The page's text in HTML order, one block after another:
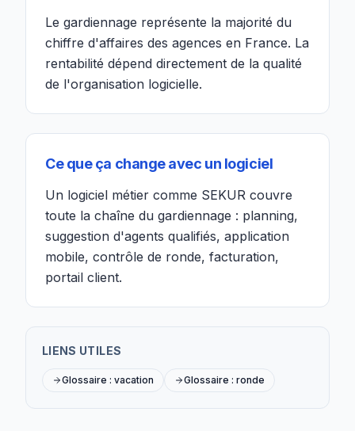
Le gardiennage représente la majorité du
chiffre d'affaires des agences en France. La
rentabilité dépend directement de la qualité
de l'organisation logicielle.
Ce que ça change avec un logiciel
Un logiciel métier comme SEKUR couvre
toute la chaîne du gardiennage : planning,
suggestion d'agents qualifiés, application
mobile, contrôle de ronde, facturation,
portail client.
LIENS UTILES
Glossaire : vacation Glossaire : ronde